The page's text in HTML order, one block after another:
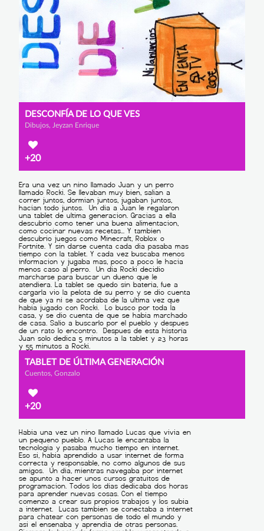
DESCONFÍA DE LO QUE VES
Dibujos, Jeyzan Enrique
+20
TABLET DE ÚLTIMA GENERACIÓN
Cuentos, Gonzalo
+20